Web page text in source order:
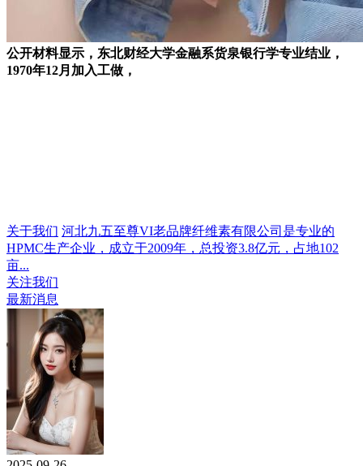
公开材料显示，东北财经大学金融系货泉银行学专业结业，
1970年12月加入工做，
关于我们 河北九五至尊VI老品牌纤维素有限公司是专业的
HPMC生产企业，成立于2009年，总投资3.8亿元，占地102
亩...
关注我们
最新消息